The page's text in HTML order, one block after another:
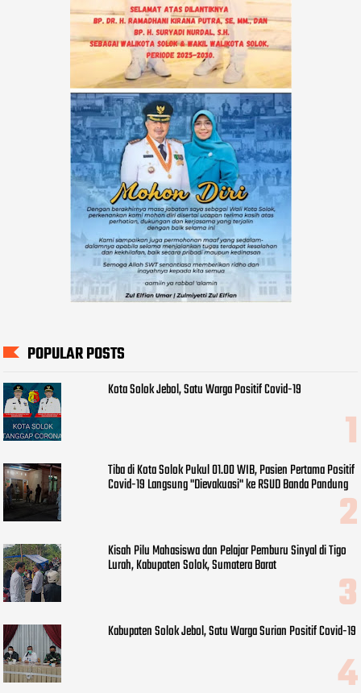
POPULAR POSTS
Kota Solok Jebol, Satu Warga Positif Covid-19
Tiba di Kota Solok Pukul 01.00 WIB, Pasien Pertama Positif
Covid-19 Langsung "Dievakuasi" ke RSUD Banda Pandung
Kisah Pilu Mahasiswa dan Pelajar Pemburu Sinyal di Tigo
Lurah, Kabupaten Solok, Sumatera Barat
Kabupaten Solok Jebol, Satu Warga Surian Positif Covid-19